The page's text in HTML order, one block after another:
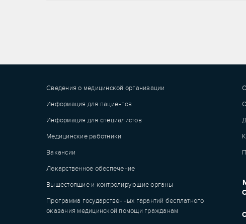
Сведения о медицинской организации
Информация для пациентов
Информация для специалистов
Медицинские работники
Вакансии
Лекарственное обеспечение
Вышестоящие и контролирующие органы
Программа государственных гарантий бесплатного
оказания медицинской помощи гражданам